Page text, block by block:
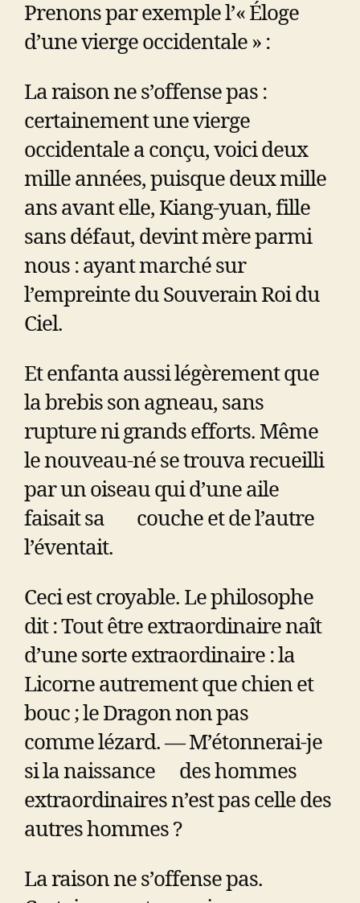
Prenons par exemple l’« Éloge
d’une vierge occidentale » :
La raison ne s’offense pas :
certainement une vierge
occidentale a conçu, voici deux
mille années, puisque deux mille
ans avant elle, Kiang-yuan, fille
sans défaut, devint mère parmi
nous : ayant marché sur
l’empreinte du Souverain Roi du
Ciel.
Et enfanta aussi légèrement que
la brebis son agneau, sans
rupture ni grands efforts. Même
le nouveau-né se trouva recueilli
par un oiseau qui d’une aile
faisait sa couche et de l’autre
l’éventait.
Ceci est croyable. Le philosophe
dit : Tout être extraordinaire naît
d’une sorte extraordinaire : la
Licorne autrement que chien et
bouc ; le Dragon non pas
comme lézard. — M’étonnerai-je
si la naissance des hommes
extraordinaires n’est pas celle des
autres hommes ?
La raison ne s’offense pas.